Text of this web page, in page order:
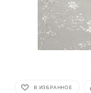
В ИЗБРАННОЕ